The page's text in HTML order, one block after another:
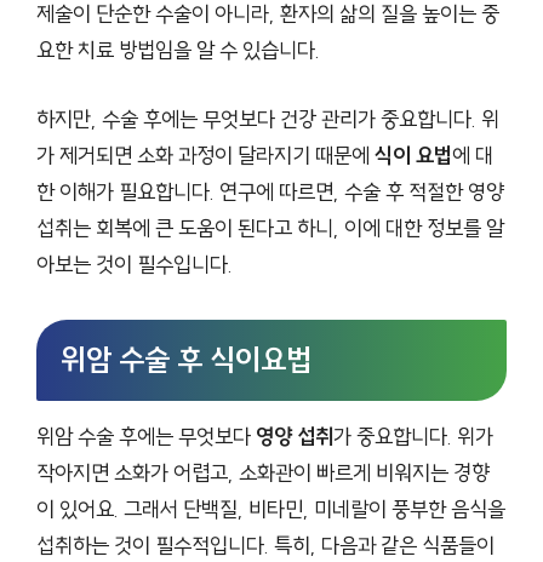
제술이 단순한 수술이 아니라, 환자의 삶의 질을 높이는 중
요한 치료 방법임을 알 수 있습니다.
하지만, 수술 후에는 무엇보다 건강 관리가 중요합니다. 위
가 제거되면 소화 과정이 달라지기 때문에 식이 요법에 대
한 이해가 필요합니다. 연구에 따르면, 수술 후 적절한 영양
섭취는 회복에 큰 도움이 된다고 하니, 이에 대한 정보를 알
아보는 것이 필수입니다.
위암 수술 후 식이요법
위암 수술 후에는 무엇보다 영양 섭취가 중요합니다. 위가
작아지면 소화가 어렵고, 소화관이 빠르게 비워지는 경향
이 있어요. 그래서 단백질, 비타민, 미네랄이 풍부한 음식을
섭취하는 것이 필수적입니다. 특히, 다음과 같은 식품들이